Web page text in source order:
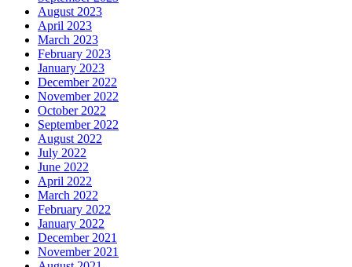
August 2023
April 2023
March 2023
February 2023
January 2023
December 2022
November 2022
October 2022
September 2022
August 2022
July 2022
June 2022
April 2022
March 2022
February 2022
January 2022
December 2021
November 2021